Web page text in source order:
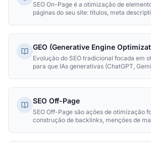
SEO On-Page é a otimização de
páginas do seu site: títulos, meta
GEO (Generative Engine
Evolução do SEO tradicional focada em
para que IAs generativas (ChatGPT,
SEO Off-Page
SEO Off-Page são ações de otimização
construção de backlinks, menções de